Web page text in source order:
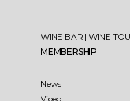
WINE BAR | WINE
MEMBERSHIP
News
Video